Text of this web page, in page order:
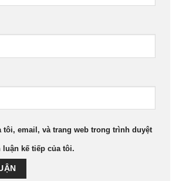
tôi, email, và trang web trong trình duyệt
kế tiếp của tôi.